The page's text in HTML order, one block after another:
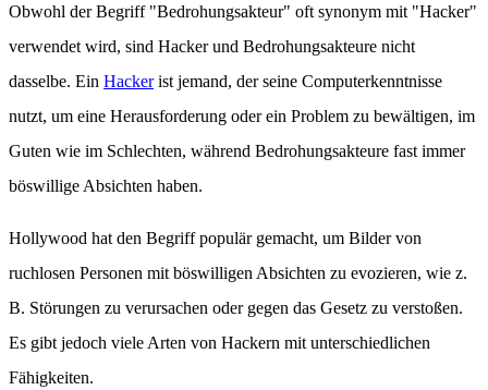
Obwohl der Begriff "Bedrohungsakteur" oft synonym mit "Hacker"
verwendet wird, sind Hacker und Bedrohungsakteure nicht
dasselbe. Ein Hackerist jemand, der seine Computerkenntnisse
nutzt, um eine Herausforderung oder ein Problem zu bewältigen, im
Guten wie im Schlechten, während Bedrohungsakteure fast immer
böswillige Absichten haben.
Hollywood hat den Begriff populär gemacht, um Bilder von
ruchlosen Personen mit böswilligen Absichten zu evozieren, wie z.
B. Störungen zu verursachen oder gegen das Gesetz zu verstoßen.
Es gibt jedoch viele Arten von Hackern mit unterschiedlichen
Fähigkeiten.